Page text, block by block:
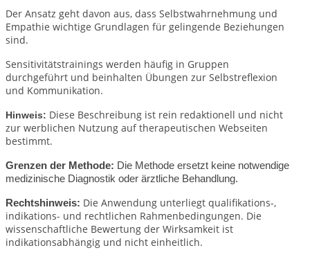
Der Ansatz geht davon aus, dass Selbstwahrnehmung und
Empathie wichtige Grundlagen für gelingende Beziehungen
sind.
Sensitivitätstrainings werden häufig in Gruppen
durchgeführt und beinhalten Übungen zur Selbstreflexion
und Kommunikation.
Hinweis: Diese Beschreibung ist rein redaktionell und nicht
zur werblichen Nutzung auf therapeutischen Webseiten
bestimmt.
Grenzen der Methode: Die Methode ersetzt keine notwendige
medizinische Diagnostik oder ärztliche Behandlung.
Rechtshinweis: Die Anwendung unterliegt qualifikations-,
indikations- und rechtlichen Rahmenbedingungen. Die
wissenschaftliche Bewertung der Wirksamkeit ist
indikationsabhängig und nicht einheitlich.